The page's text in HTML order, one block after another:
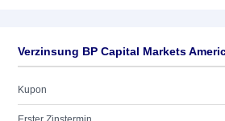
Verzinsung BP Capital Markets
Kupon